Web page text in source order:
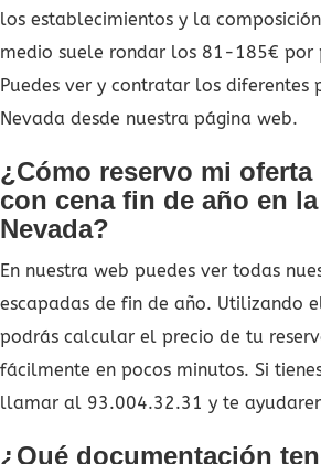
los establecimientos y la
medio suele rondar los 81-185€ por
Puedes ver y contratar los diferentes
Nevada desde nuestra página web.
¿Cómo reservo mi oferta
con cena fin de año en
Nevada?
En nuestra web puedes ver todas
escapadas de fin de año. Utilizando
podrás calcular el precio de tu
fácilmente en pocos minutos. Si
llamar al 93.004.32.31 y te
¿Qué documentación